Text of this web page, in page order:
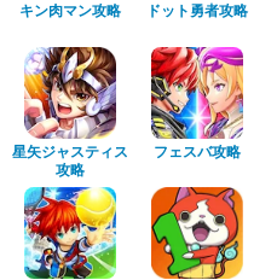
キン肉マン攻略 ドット勇者攻略
星矢ジャスティス
攻略
フェスバ攻略